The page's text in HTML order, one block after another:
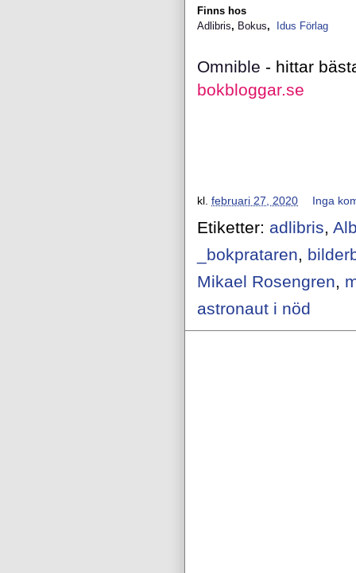
Finns hos
Adlibris, Bokus, Idus Förlag
Omnible - hittar
bokbloggar.se
kl. februari 27, 2020 Inga
Etiketter: adlibris,
_bokprataren,
Mikael Rosengren,
astronaut i nöd